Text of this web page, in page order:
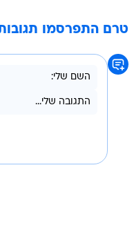
טרם התפרסמו